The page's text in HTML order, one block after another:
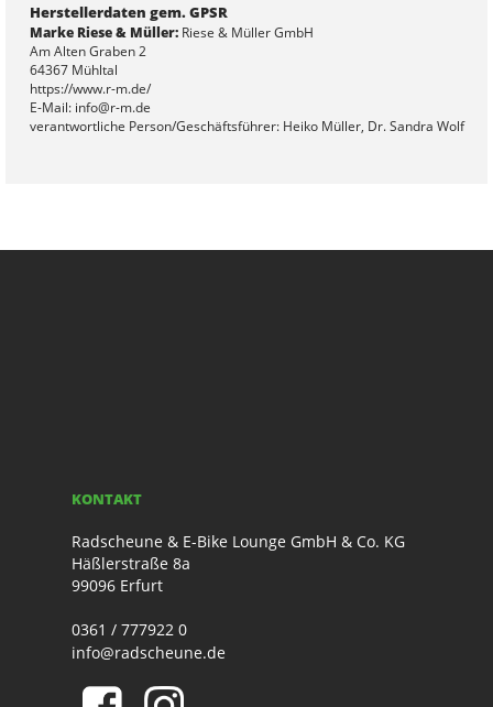
Herstellerdaten gem. GPSR
Marke Riese & Müller:Riese & Müller GmbH
Am Alten Graben 2
64367 Mühltal
https://www.r-m.de/
E-Mail: info@r-m.de
verantwortliche Person/Geschäftsführer: Heiko Müller, Dr. Sandra Wolf
KONTAKT
Radscheune & E-Bike Lounge GmbH & Co. KG
Häßlerstraße 8a
99096 Erfurt
0361 / 777922 0
info@radscheune.de